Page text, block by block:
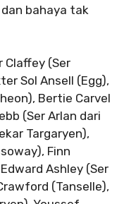
bahaya tak
Claffey (Ser
Sol Ansell (Egg),
Bertie Carvel
(Ser Arlan dari
Targaryen),
Finn
Ashley (Ser
(Tanselle),